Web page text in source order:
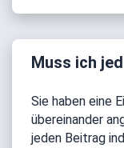
Muss ich
Sie haben eine
übereinander
jeden Beitrag